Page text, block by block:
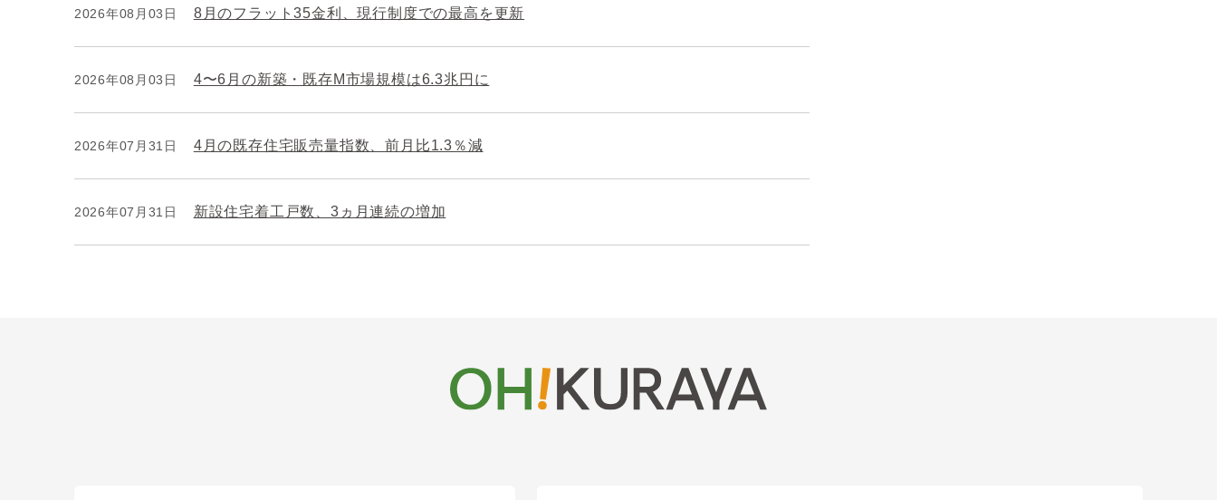
2026年08月03日 8月のフラット35金利、現行制度での最高を更新
2026年08月03日 4〜6月の新築・既存M市場規模は6.3兆円に
2026年07月31日 4月の既存住宅販売量指数、前月比1.3％減
2026年07月31日 新設住宅着工戸数、3ヵ月連続の増加